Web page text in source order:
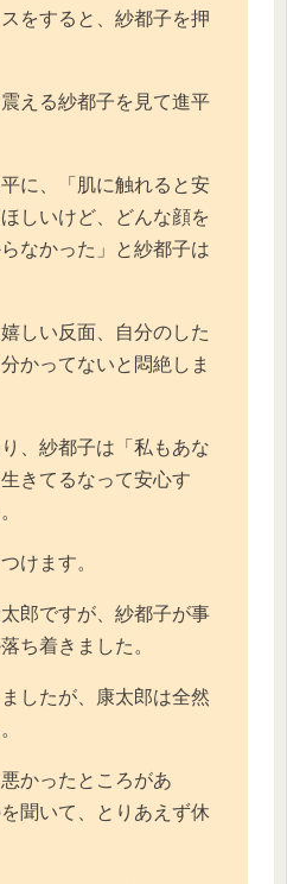
をすると、紗都子を押
える紗都子を見て進平
に、「肌に触れると安
しいけど、どんな顔を
なかった」と紗都子は
しい反面、自分のした
かってないと悶絶しま
、紗都子は「私もあな
きてるなって安心す
けます。
郎ですが、紗都子が事
ち着きました。
したが、康太郎は全然
かったところがあ
聞いて、とりあえず休